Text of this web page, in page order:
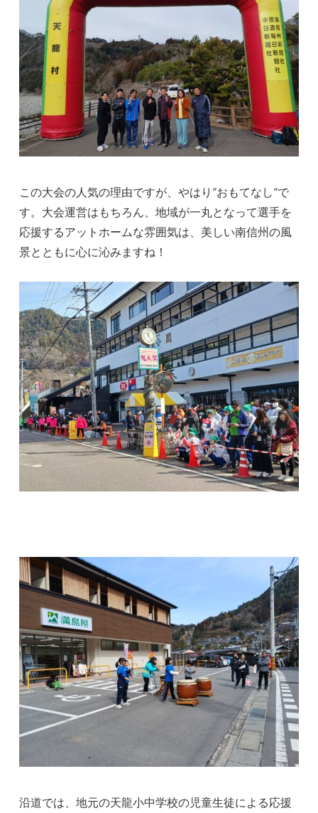
この大会の人気の理由ですが、やはり”おもてなし”で
す。大会運営はもちろん、地域が一丸となって選手を
応援するアットホームな雰囲気は、美しい南信州の風
景とともに心に沁みますね！
沿道では、地元の天龍小中学校の児童生徒による応援